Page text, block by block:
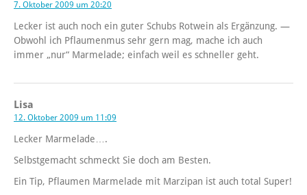
7. Oktober 2009 um 20:20
Lecker ist auch noch ein guter Schubs Rotwein als Ergänzung. —
Obwohl ich Pflaumenmus sehr gern mag, mache ich auch
immer „nur“ Marmelade; einfach weil es schneller geht.
Lisa
12. Oktober 2009 um 11:09
Lecker Marmelade….
Selbstgemacht schmeckt Sie doch am Besten.
Ein Tip, Pflaumen Marmelade mit Marzipan ist auch total Super!